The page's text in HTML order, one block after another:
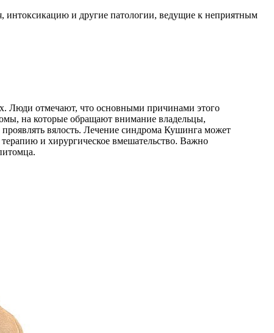
интоксикацию и другие патологии, ведущие к неприятным
Люди отмечают, что основными причинами этого
на которые обращают внимание владельцы,
вялость. Лечение синдрома Кушинга может
и хирургическое вмешательство. Важно